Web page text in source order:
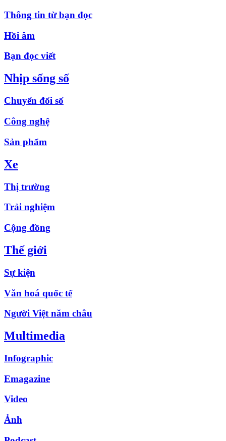
Thông tin từ bạn đọc
Hồi âm
Bạn đọc viết
Nhịp sống số
Chuyển đổi số
Công nghệ
Sản phẩm
Xe
Thị trường
Trải nghiệm
Cộng đồng
Thế giới
Sự kiện
Văn hoá quốc tế
Người Việt năm châu
Multimedia
Infographic
Emagazine
Video
Ảnh